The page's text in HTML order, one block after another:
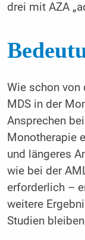
drei mit AZA
Wie schon von
MDS in der
Ansprechen
Monotherapie
und längeres
wie bei der
erforderlich –
weitere
Studien